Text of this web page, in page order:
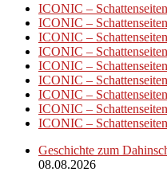
ICONIC –
ICONIC –
ICONIC –
ICONIC –
ICONIC –
ICONIC –
ICONIC –
ICONIC –
ICONIC –
Geschichte zum
08.08.2026